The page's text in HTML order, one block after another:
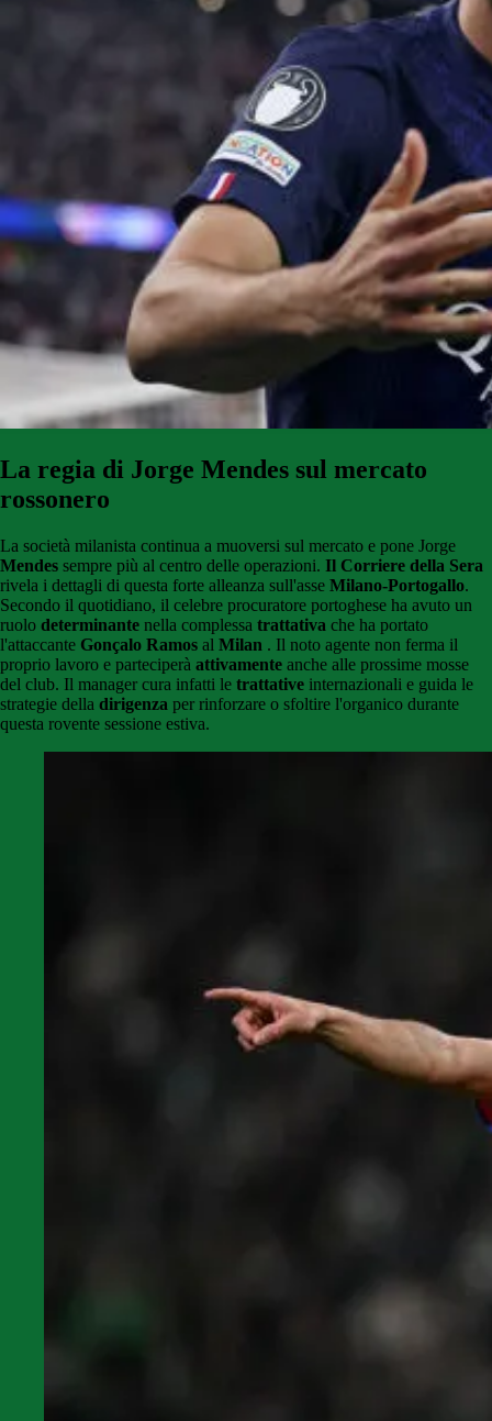
La regia di Jorge Mendes sul mercato
rossonero
La società milanista continua a muoversi sul mercato e pone Jorge
Mendes sempre più al centro delle operazioni. Il Corriere della Sera
rivela i dettagli di questa forte alleanza sull'asse Milano-Portogallo.
Secondo il quotidiano, il celebre procuratore portoghese ha avuto un
ruolo determinante nella complessa trattativa che ha portato
l'attaccante Gonçalo Ramos al Milan . Il noto agente non ferma il
proprio lavoro e parteciperà attivamente anche alle prossime mosse
del club. Il manager cura infatti le trattative internazionali e guida le
strategie della dirigenza per rinforzare o sfoltire l'organico durante
questa rovente sessione estiva.